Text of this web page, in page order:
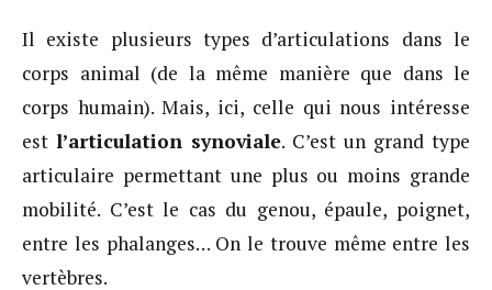
Il existe plusieurs types d’articulations dans le
corps animal (de la même manière que dans le
corps humain). Mais, ici, celle qui nous intéresse
est l’articulation synoviale. C’est un grand type
articulaire permettant une plus ou moins grande
mobilité. C’est le cas du genou, épaule, poignet,
entre les phalanges… On le trouve même entre les
vertèbres.